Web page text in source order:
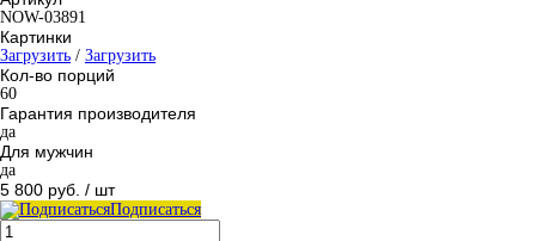
NOW-03891
Картинки
Загрузить / Загрузить
Кол-во порций
60
Гарантия производителя
да
Для мужчин
да
5 800 руб. / шт
Подписаться